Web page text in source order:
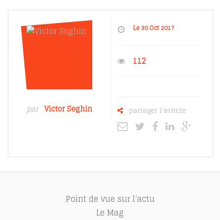
par Victor Seghin
Le 30 Oct 2017
112
partager l'article
Point de vue sur l’actu
Le Mag